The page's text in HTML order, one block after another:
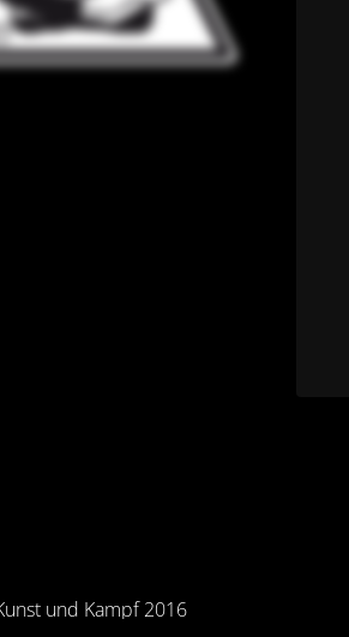
und Kampf 2016